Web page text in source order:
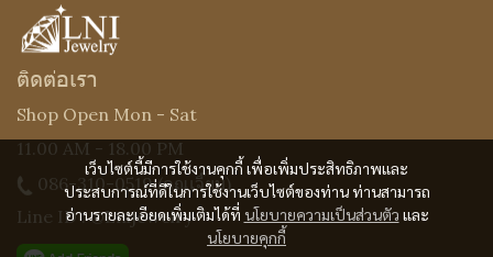
เว็บไซต์นี้มีการใช้งานคุกกี้ เพื่อเพิ่มประสิทธิภาพและ
ประสบการณ์ที่ดีในการใช้งานเว็บไซต์ของท่าน ท่านสามารถ
อ่านรายละเอียดเพิ่มเติมได้ที่ นโยบายความเป็นส่วนตัว และ
นโยบายคุกกี้
ติดต่อเรา
Shop Open Mon - Sat
11.00 AM - 18.00 PM
086-310-0519(คุณเจี๊ยบ)
Line ID : @Lnijewelry